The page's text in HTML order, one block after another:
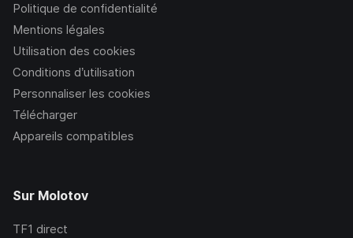
Politique de confidentialité
Mentions légales
Utilisation des cookies
Conditions d’utilisation
Personnaliser les cookies
Télécharger
Appareils compatibles
Sur Molotov
TF1 direct